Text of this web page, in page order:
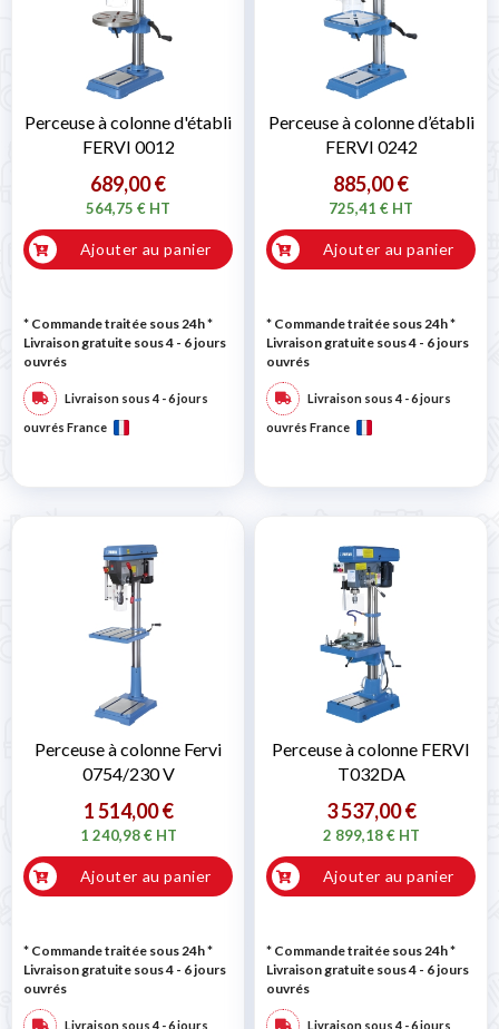
Perceuse à colonne d'établi
FERVI 0012
689,00 €
564,75 € HT
Ajouter au panier
* Commande traitée sous 24h*
Livraison gratuite sous 4 - 6 jours
ouvrés
Livraison sous 4 - 6 jours
ouvrés France
Perceuse à colonne d’établi
FERVI 0242
885,00 €
725,41 € HT
Ajouter au panier
* Commande traitée sous 24h*
Livraison gratuite sous 4 - 6 jours
ouvrés
Livraison sous 4 - 6 jours
ouvrés France
Perceuse à colonne Fervi
0754/230 V
1 514,00 €
1 240,98 € HT
Ajouter au panier
* Commande traitée sous 24h*
Livraison gratuite sous 4 - 6 jours
ouvrés
Livraison sous 4 - 6 jours
Perceuse à colonne FERVI
T032DA
3 537,00 €
2 899,18 € HT
Ajouter au panier
* Commande traitée sous 24h*
Livraison gratuite sous 4 - 6 jours
ouvrés
Livraison sous 4 - 6 jours